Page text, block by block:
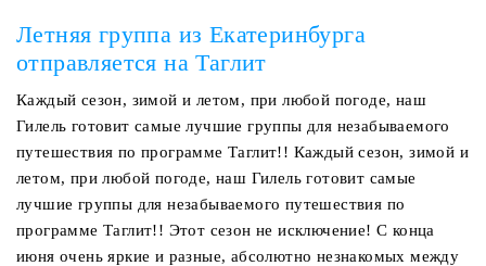
Летняя группа из Екатеринбурга
отправляется на Таглит
Каждый сезон, зимой и летом, при любой погоде, наш
Гилель готовит самые лучшие группы для незабываемого
путешествия по программе Таглит!! Каждый сезон, зимой и
летом, при любой погоде, наш Гилель готовит самые
лучшие группы для незабываемого путешествия по
программе Таглит!! Этот сезон не исключение! С конца
июня очень яркие и разные, абсолютно незнакомых между